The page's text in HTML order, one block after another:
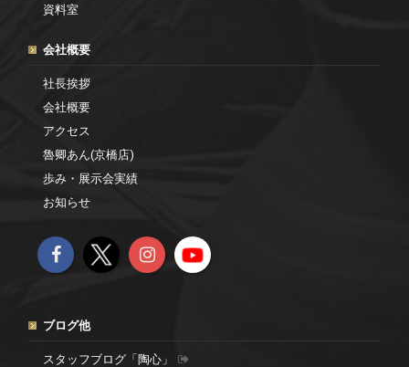
資料室
会社概要
社長挨拶
会社概要
アクセス
魯卿あん(京橋店)
歩み・展示会実績
お知らせ
ブログ他
スタッフブログ「陶心」